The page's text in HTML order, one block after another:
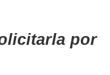
por